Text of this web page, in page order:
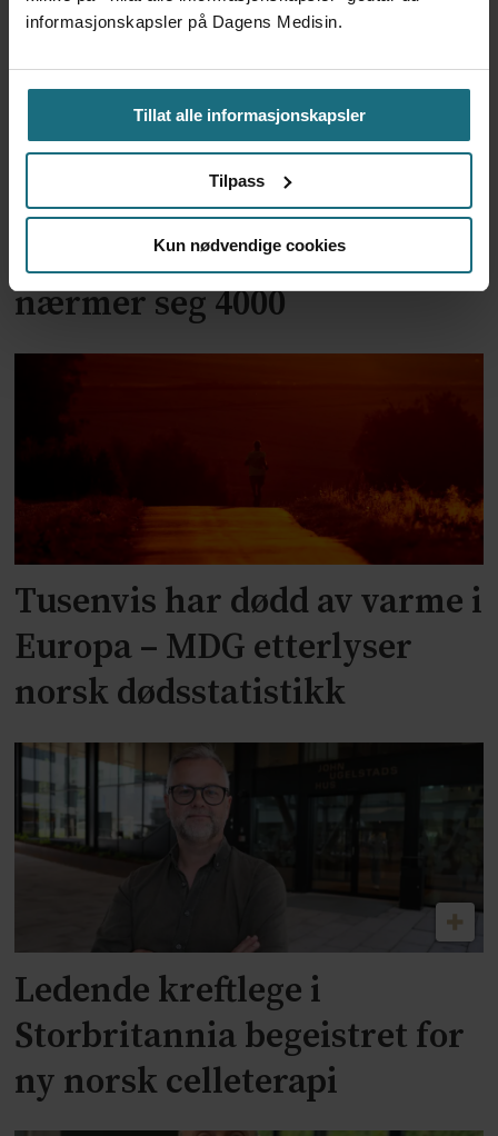
informasjonskapsler på Dagens Medisin.
Tillat alle informasjonskapsler
Tilpass
Kun nødvendige cookies
Ebola-smittetall i Kongo
nærmer seg 4000
Tusenvis har dødd av varme i
Europa – MDG etterlyser
norsk dødsstatistikk
Ledende kreftlege i
Storbritannia begeistret for
ny norsk celleterapi